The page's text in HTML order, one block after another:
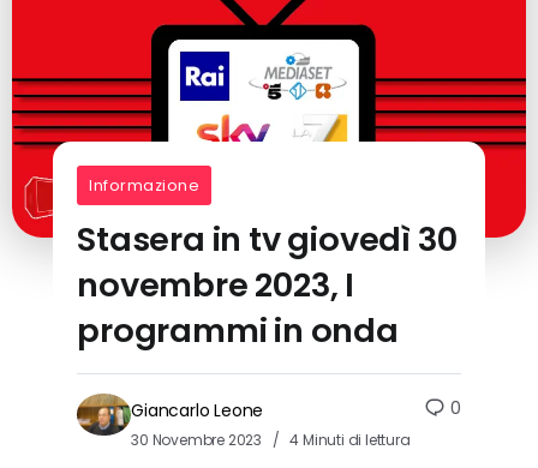
Informazione
Stasera in tv giovedì 30
novembre 2023, I
programmi in onda
Giancarlo Leone
30 Novembre 2023 4 Minuti di lettura
0